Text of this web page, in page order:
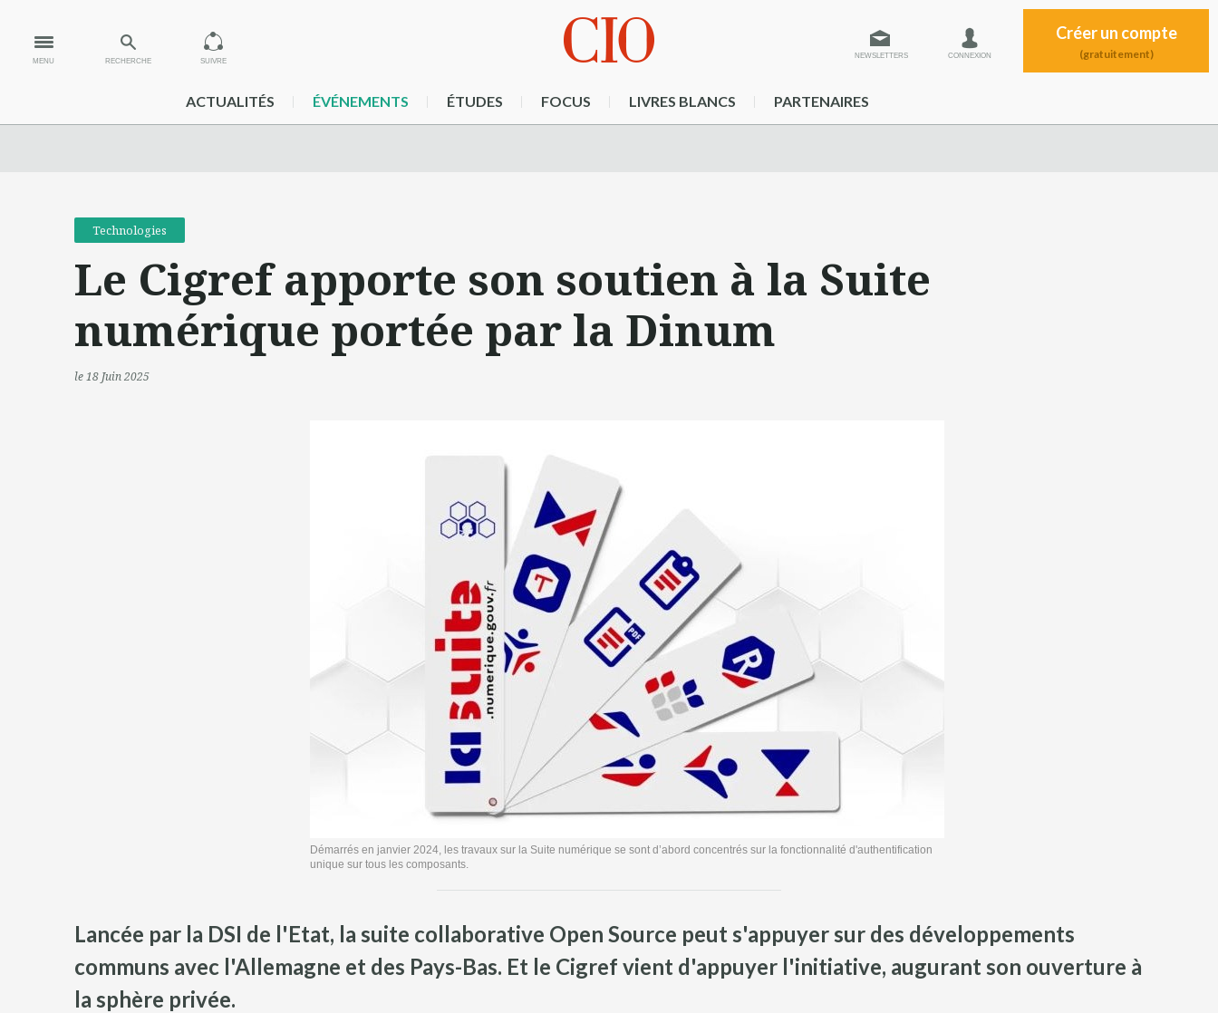
MENU RECHERCHE SUIVRE
NEWSLETTERS CONNEXION
Créer un compte
(gratuitement)
ACTUALITÉS ÉVÉNEMENTS ÉTUDES FOCUS LIVRES BLANCS PARTENAIRES
Technologies
Le Cigref apporte son soutien à la Suite
numérique portée par la Dinum
le 18 Juin 2025
Démarrés en janvier 2024, les travaux sur la Suite numérique se sont d’abord concentrés sur la fonctionnalité d'authentification
unique sur tous les composants.
Lancée par la DSI de l'Etat, la suite collaborative Open Source peut s'appuyer sur des développements
communs avec l'Allemagne et des Pays-Bas. Et le Cigref vient d'appuyer l'initiative, augurant son ouverture à
la sphère privée.